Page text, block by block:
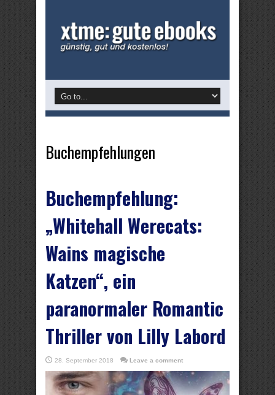
Buchempfehlungen
Buchempfehlung:
„Whitehall Werecats:
Wains magische
Katzen“, ein
paranormaler Romantic
Thriller von Lilly Labord
28. September 2018 Leave a comment